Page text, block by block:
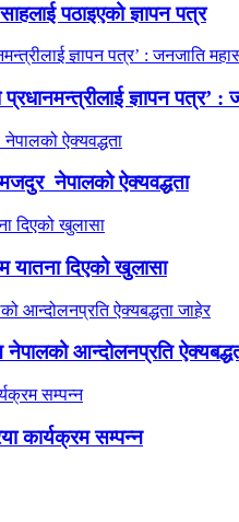
पठाइएको ज्ञापन पत्र
ज्ञापन पत्र’ :
नेपालको ऐक्यवद्धता
यातना दिएको खुलासा
आन्दोलनप्रति
कार्यक्रम सम्पन्न